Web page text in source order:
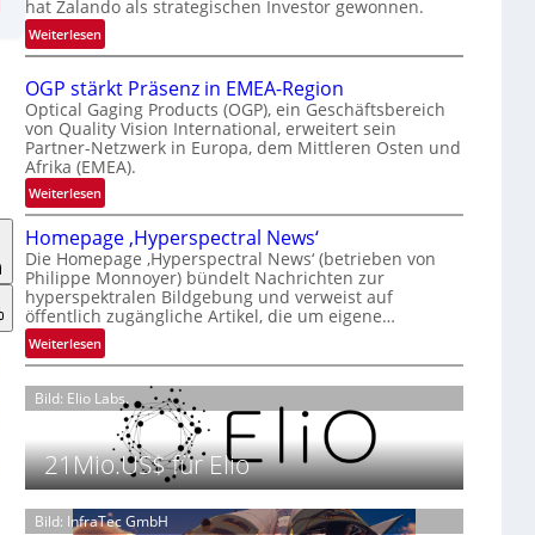
r
n
a
i
o
n
a
l
V
i
s
i
o
n
N
g
2
0
2
hat Zalando als strategischen Investor gewonnen.
Weiterlesen:
Z
l
a
n
d
o
b
e
t
e
i
l
i
t
c
h
a
OGP stärkt Präsenz in EMEA-Region
Optical Gaging Products (OGP), ein Geschäftsbereich
von Quality Vision International, erweitert sein
Partner-Netzwerk in Europa, dem Mittleren Osten und
Afrika (EMEA).
Weiterlesen:
O
G
P
s
t
ä
r
t
ä
s
e
Homepage ‚Hyperspectral News‘
Die Homepage ‚Hyperspectral News‘ (betrieben von
Philippe Monnoyer) bündelt Nachrichten zur
hyperspektralen Bildgebung und verweist auf
öffentlich zugängliche Artikel, die um eigene…
Weiterlesen:
H
o
m
p
a
e
Bild: Elio Labs.
21Mio.US$ für Elio
Bild: InfraTec GmbH